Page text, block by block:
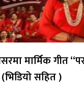
मार्मिक गीत
सहित )